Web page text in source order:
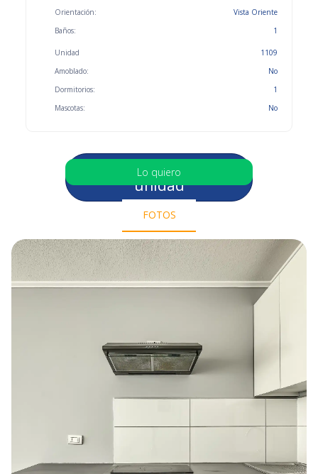
Orientación:
Baños:
Vista Oriente
1
Unidad
Amoblado:
Dormitorios:
Mascotas:
1109
No
1
No
Selecciona otra
unidad
Lo quiero
FOTOS